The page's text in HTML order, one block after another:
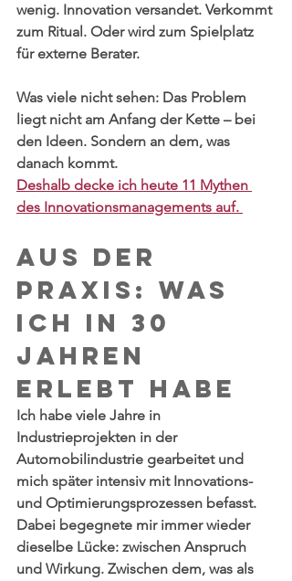
wenig. Innovation versandet. Verkommt
zum Ritual. Oder wird zum Spielplatz
für externe Berater.
Was viele nicht sehen: Das Problem
liegt nicht am Anfang der Kette – bei
den Ideen. Sondern an dem, was
danach kommt.
Deshalb decke ich heute 11 Mythen
des Innovationsmanagements auf.
Aus der
Praxis: Was
ich in 30
Jahren
erlebt habe
Ich habe viele Jahre in
Industrieprojekten in der
Automobilindustrie gearbeitet und
mich später intensiv mit Innovations-
und Optimierungsprozessen befasst.
Dabei begegnete mir immer wieder
dieselbe Lücke: zwischen Anspruch
und Wirkung. Zwischen dem, was als